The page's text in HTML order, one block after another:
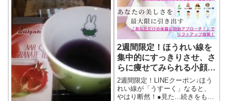
2週間限定！ほうれい線を
集中的にすっきりさせ、さ
らに痩せてみられる小顔に
なるため～
2週間限定！LINEクーポン↓ほう
れい線が「うすーく」なると、
やはり断然！●見た...続きをもっ